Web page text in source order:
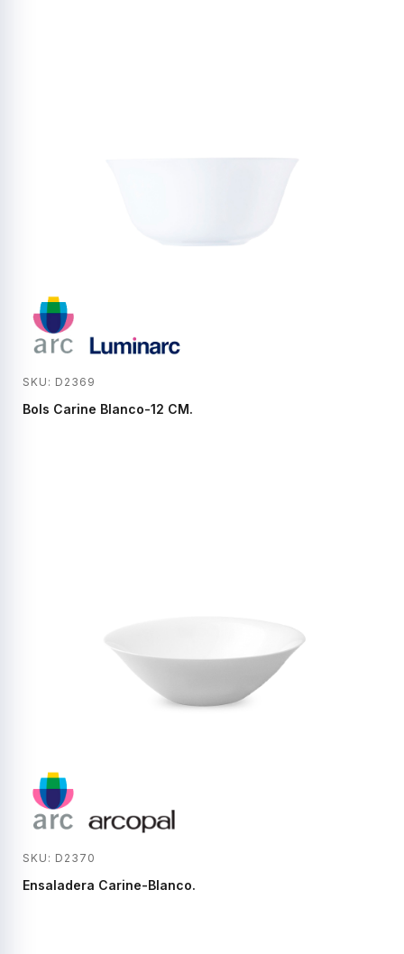
SKU: D2369
Bols Carine Blanco-12 CM.
SKU: D2370
Ensaladera Carine-Blanco.